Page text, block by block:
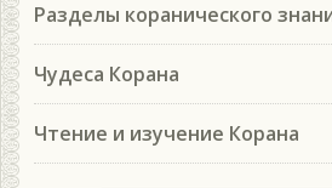
Разделы коранического
Чудеса Корана
Чтение и изучение Корана